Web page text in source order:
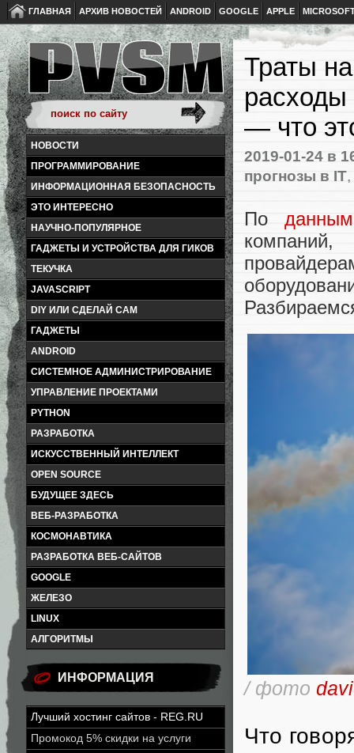
ГЛАВНАЯ АРХИВ НОВОСТЕЙ ANDROID GOOGLE APPLE
НОВОСТИ
ПРОГРАММИРОВАНИЕ
ИНФОРМАЦИОННАЯ БЕЗОПАСНОСТЬ
ЭТО ИНТЕРЕСНО
НАУЧНО-ПОПУЛЯРНОЕ
ГАДЖЕТЫ И УСТРОЙСТВА ДЛЯ ГИКОВ
ТЕКУЧКА
JAVASCRIPT
DIY ИЛИ СДЕЛАЙ САМ
ГАДЖЕТЫ
ANDROID
СИСТЕМНОЕ АДМИНИСТРИРОВАНИЕ
УПРАВЛЕНИЕ ПРОЕКТАМИ
PYTHON
РАЗРАБОТКА
ИСКУССТВЕННЫЙ ИНТЕЛЛЕКТ
OPEN SOURCE
БУДУЩЕЕ ЗДЕСЬ
ВЕБ-РАЗРАБОТКА
КОСМОНАВТИКА
РАЗРАБОТКА ВЕБ-САЙТОВ
GOOGLE
ЖЕЛЕЗО
LINUX
АЛГОРИТМЫ
ИНФОРМАЦИЯ
Лучший хостинг сайтов - REG.RU
Промокод 5% скидки на услуги
Траты
расходы
— что
2019-01-24 в
прогнозы в IT,
По данным
/ фото
Что